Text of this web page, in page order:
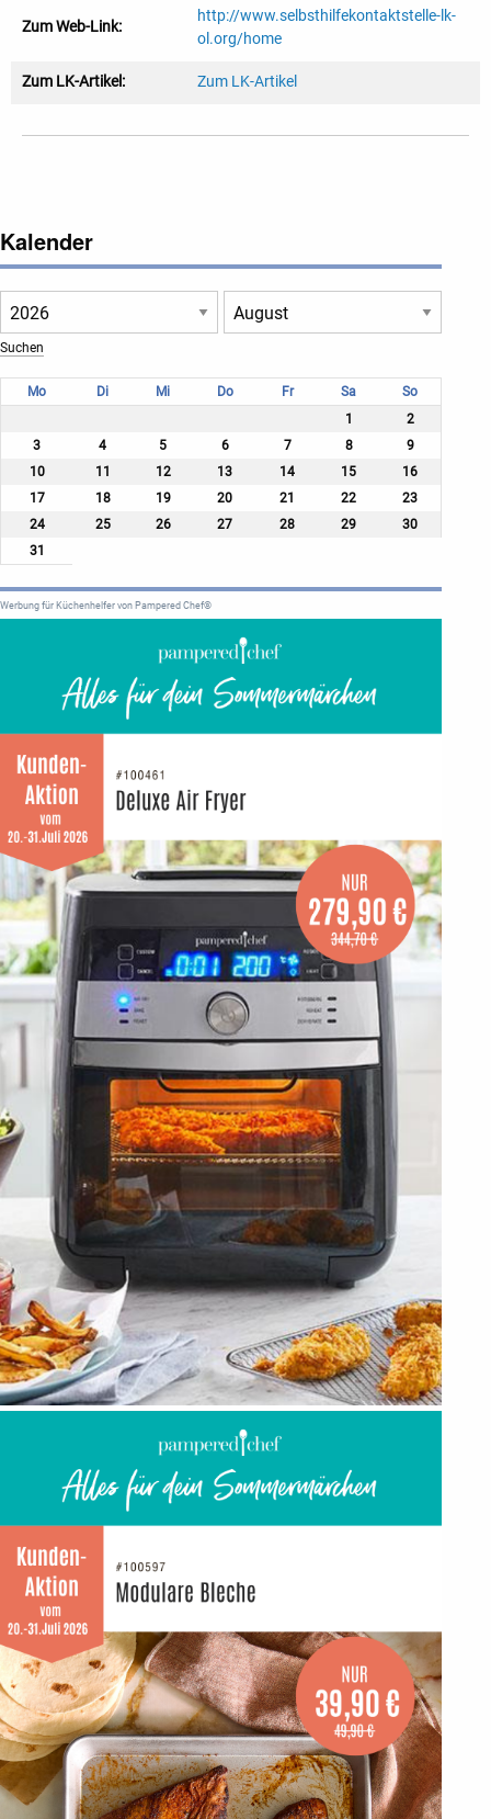
Zum Web-Link:
http://www.selbsthilfekontaktstelle-lk-
ol.org/home
Zum LK-Artikel: Zum LK-Artikel
Kalender
Mo Di Mi Do Fr Sa
So
1
2
3
4 5 6 7 8
9
10
11 12 13 14 15
16
17
18 19 20 21 22
23
24
25 26 27 28 29
30
31
Werbung für Küchenhelfer von Pampered Chef®